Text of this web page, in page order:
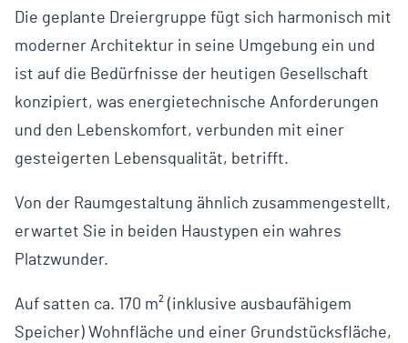
Die geplante Dreiergruppe fügt sich harmonisch mit
moderner Architektur in seine Umgebung ein und
ist auf die Bedürfnisse der heutigen Gesellschaft
konzipiert, was energietechnische Anforderungen
und den Lebenskomfort, verbunden mit einer
gesteigerten Lebensqualität, betrifft.
Von der Raumgestaltung ähnlich zusammengestellt,
erwartet Sie in beiden Haustypen ein wahres
Platzwunder.
Auf satten ca. 170 m² (inklusive ausbaufähigem
Speicher) Wohnfläche und einer Grundstücksfläche,